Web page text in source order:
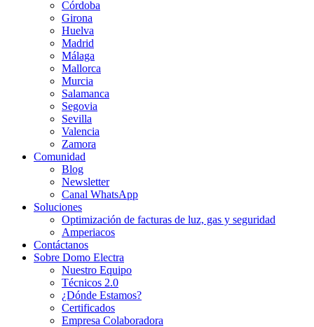
Córdoba
Girona
Huelva
Madrid
Málaga
Mallorca
Murcia
Salamanca
Segovia
Sevilla
Valencia
Zamora
Comunidad
Blog
Newsletter
Canal WhatsApp
Soluciones
Optimización de facturas de luz, gas y seguridad
Amperiacos
Contáctanos
Sobre Domo Electra
Nuestro Equipo
Técnicos 2.0
¿Dónde Estamos?
Certificados
Empresa Colaboradora